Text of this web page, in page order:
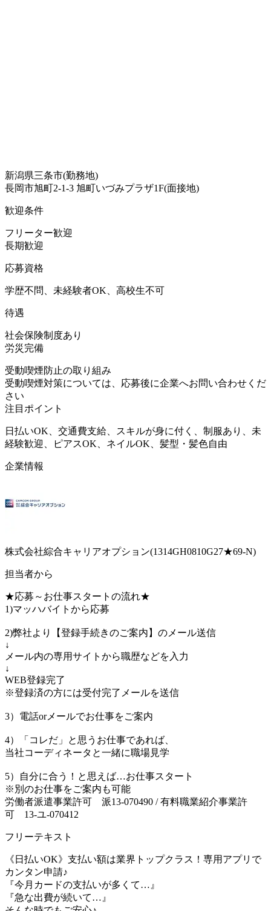
新潟県三条市(勤務地)
長岡市旭町2-1-3 旭町いづみプラザ1F(面接地)
歓迎条件
フリーター歓迎
長期歓迎
応募資格
学歴不問、未経験者OK、高校生不可
待遇
社会保険制度あり
労災完備
受動喫煙防止の取り組み
受動喫煙対策については、応募後に企業へお問い合わせくだ
さい
注目ポイント
日払いOK、交通費支給、スキルが身に付く、制服あり、未
経験歓迎、ピアスOK、ネイルOK、髪型・髪色自由
企業情報
株式会社綜合キャリアオプション(1314GH0810G27★69-N)
担当者から
★応募～お仕事スタートの流れ★
1)マッハバイトから応募
2)弊社より【登録手続きのご案内】のメール送信
↓
メール内の専用サイトから職歴などを入力
↓
WEB登録完了
※登録済の方には受付完了メールを送信
3）電話orメールでお仕事をご案内
4）「コレだ」と思うお仕事であれば、
当社コーディネータと一緒に職場見学
5）自分に合う！と思えば…お仕事スタート
※別のお仕事をご案内も可能
労働者派遣事業許可 派13-070490 / 有料職業紹介事業許
可 13-ユ-070412
フリーテキスト
《日払いOK》支払い額は業界トップクラス！専用アプリで
カンタン申請♪
『今月カードの支払いが多くて…』
『急な出費が続いて…』